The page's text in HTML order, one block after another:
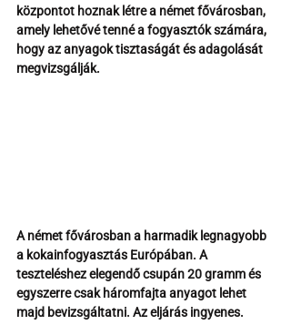
központot hoznak létre a német fővárosban,
amely lehetővé tenné a fogyasztók számára,
hogy az anyagok tisztaságát és adagolását
megvizsgálják.
A német fővárosban a harmadik legnagyobb
a kokainfogyasztás Európában. A
teszteléshez elegendő csupán 20 gramm és
egyszerre csak háromfajta anyagot lehet
majd bevizsgáltatni. Az eljárás ingyenes.